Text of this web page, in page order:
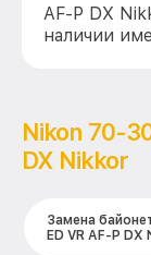
AF-P DX
наличии
Nikon 70-
DX Nikkor
Замена
ED VR AF-P